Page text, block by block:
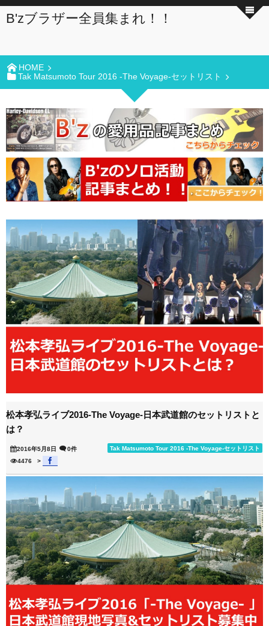
B'zブラザー全員集まれ！！
HOME
Tak Matsumoto Tour 2016 -The Voyage-セットリスト
松本孝弘ライブ2016-The Voyage-日本武道館のセットリストと
は？
2016年5月8日 Tak Matsumoto Tour 2016 -The Voyage-セットリスト
0件
4476
>